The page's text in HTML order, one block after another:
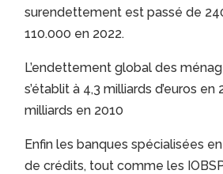
surendettement est passé de
110.000 en 2022.
L’endettement global des
s’établit à 4,3 milliards d’euros en
milliards en 2010
Enfin les banques spécialisées
de crédits, tout comme les